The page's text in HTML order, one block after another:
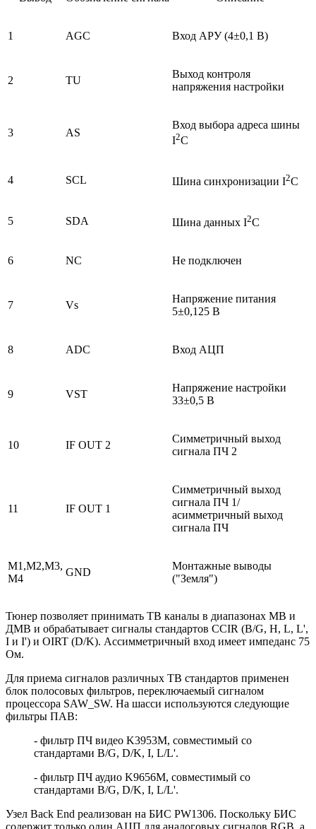
1 AGC Вход АРУ (4±0,1 В)
2 TU
Выход контроля
напряжения настройки
3 AS
Вход выбора адреса шины
I2C
4 SCL Шина синхронизации I2C
5 SDA Шина данных I2C
6 NC Не подключен
7 Vs
Напряжение питания
5±0,125 В
8 ADC Вход АЦП
9 VST
Напряжение настройки
33±0,5 В
10 IF OUT 2
Симметричный выход
сигнала ПЧ 2
11 IF OUT 1
Симметричный выход
сигнала ПЧ 1/
асимметричный выход
сигнала ПЧ
M1,M2,M3,
M4
GND
Монтажные выводы
("Земля")
Тюнер позволяет принимать ТВ каналы в диапазонах МВ и
ДМВ и обрабатывает сигналы стандартов CCIR (B/G, H, L, L',
I и I') и OIRT (D/K). Ассимметричный вход имеет импеданс 75
Ом.
Для приема сигналов различных ТВ стандартов применен
блок полосовых фильтров, переключаемый сигналом
процессора SAW_SW. На шасси используются следующие
фильтры ПАВ:
- фильтр ПЧ видео K3953M, совместимый со
стандартами B/G, D/K, I, L/L'.
- фильтр ПЧ аудио K9656M, совместимый со
стандартами B/G, D/K, I, L/L'.
Узел Back End реализован на БИС PW1306. Поскольку БИС
содержит только один АЦП для аналоговых сигналов RGB, а